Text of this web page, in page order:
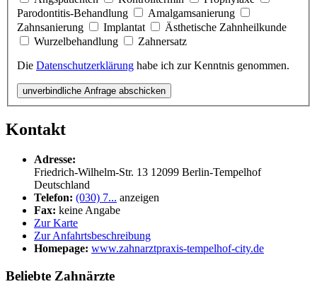
Parodontitis-Behandlung
Amalgamsanierung
Zahnsanierung
Implantat
Ästhetische Zahnheilkunde
Wurzelbehandlung
Zahnersatz
Die Datenschutzerklärung habe ich zur Kenntnis genommen.
unverbindliche Anfrage abschicken
Kontakt
Adresse:
Friedrich-Wilhelm-Str. 13 12099 Berlin-Tempelhof
Deutschland
Telefon: (030) 7... anzeigen
Fax: keine Angabe
Zur Karte
Zur Anfahrtsbeschreibung
Homepage: www.zahnarztpraxis-tempelhof-city.de
Beliebte Zahnärzte